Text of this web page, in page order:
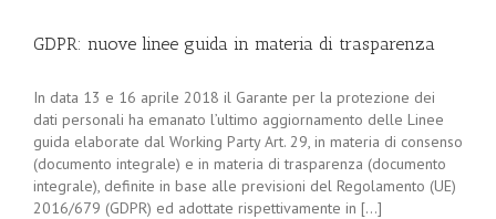
GDPR: nuove linee guida in materia di trasparenza
In data 13 e 16 aprile 2018 il Garante per la protezione dei
dati personali ha emanato l’ultimo aggiornamento delle Linee
guida elaborate dal Working Party Art. 29, in materia di consenso
(documento integrale) e in materia di trasparenza (documento
integrale), definite in base alle previsioni del Regolamento (UE)
2016/679 (GDPR) ed adottate rispettivamente in [...]